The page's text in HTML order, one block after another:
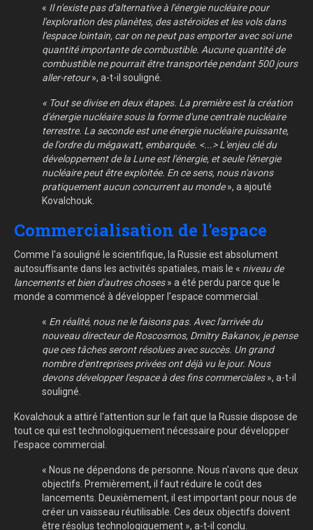
« Il n'existe pas d'alternative à l'énergie nucléaire pour
l'exploration des planètes, des astéroïdes et les vols dans
l'espace lointain, car on ne peut pas emporter avec soi une
quantité importante de combustible. Aucune quantité de
combustible ne pourrait être transportée pendant 500 jours
aller-retour», a-t-il souligné.
« Tout se divise en deux étapes. La première est la création
d'énergie nucléaire sous la forme d'une centrale nucléaire
terrestre. La seconde est une énergie nucléaire puissante,
de l'ordre du mégawatt, embarquée. <...> L'enjeu clé du
développement de la Lune est l'énergie, et seule l'énergie
nucléaire peut être exploitée. En ce sens, nous n'avons
pratiquement aucun concurrent au monde», a ajouté
Kovalchouk.
Commercialisation de l'espace
Comme l'a souligné le scientifique, la Russie est absolument
autosuffisante dans les activités spatiales, mais le « niveau de
lancements et bien d'autres choses» a été perdu parce que le
monde a commencé à développer l'espace commercial.
« En réalité, nous ne le faisons pas. Avec l'arrivée du
nouveau directeur de Roscosmos, Dmitry Bakanov, je pense
que ces tâches seront résolues avec succès. Un grand
nombre d'entreprises privées ont déjà vu le jour. Nous
devons développer l'espace à des fins commerciales», a-t-il
souligné.
Kovalchouk a attiré l'attention sur le fait que la Russie dispose de
tout ce qui est technologiquement nécessaire pour développer
l'espace commercial.
« Nous ne dépendons de personne. Nous n'avons que deux
objectifs. Premièrement, il faut réduire le coût des
lancements. Deuxièmement, il est important pour nous de
créer un vaisseau réutilisable. Ces deux objectifs doivent
être résolus technologiquement », a-t-il conclu.